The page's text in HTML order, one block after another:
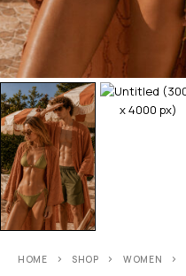
HOME SHOP WOMEN